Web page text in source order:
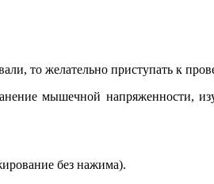
то желательно приступать к
мышечной напряженности,
без нажима).